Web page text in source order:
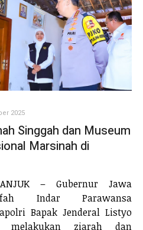
2025
Singgah dan Museum
Marsinah di
– Gubernur Jawa
Indar Parawansa
Bapak Jenderal Listyo
melakukan ziarah dan